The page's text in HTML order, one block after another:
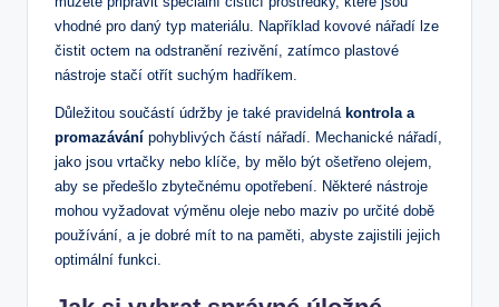
vhodné pro daný typ materiálu. Například kovové nářadí lze
čistit octem na odstranění rezivění, zatímco plastové
nástroje stačí otřít suchým hadříkem.
Důležitou součástí údržby je také pravidelná kontrola a
promazávání pohyblivých částí nářadí. Mechanické nářadí,
jako jsou vrtačky nebo klíče, by mělo být ošetřeno olejem,
aby se předešlo zbytečnému opotřebení. Některé nástroje
mohou vyžadovat výměnu oleje nebo maziv po určité době
používání, a je dobré mít to na paměti, abyste zajistili jejich
optimální funkci.